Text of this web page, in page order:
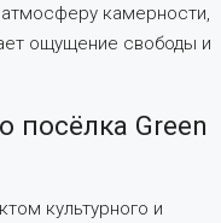
камерности,
ощущение свободы и
посёлка Green
культурного и